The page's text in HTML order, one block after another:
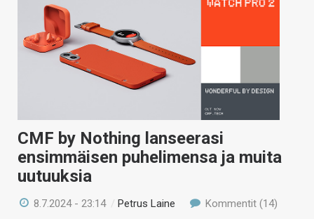
HINTA.FI
KAUPPA
HAKU
CMF by Nothing lanseerasi
ensimmäisen puhelimensa ja muita
uutuuksia
8.7.2024 - 23:14 /Petrus Laine Kommentit (14)